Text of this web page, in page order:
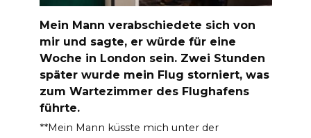
Mein Mann verabschiedete sich von
mir und sagte, er würde für eine
Woche in London sein. Zwei Stunden
später wurde mein Flug storniert, was
zum Wartezimmer des Flughafens
führte.
**Mein Mann küsste mich unter der